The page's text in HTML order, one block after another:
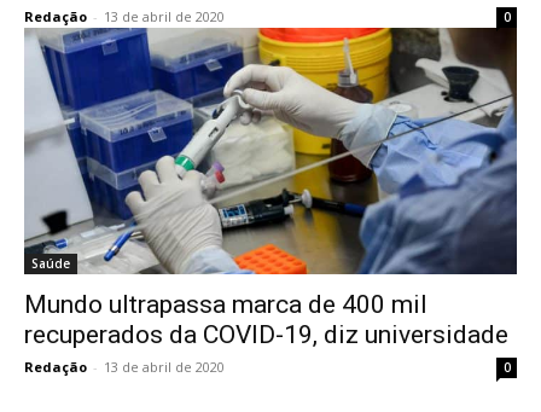
Redação - 13 de abril de 2020 0
Saúde
Mundo ultrapassa marca de 400 mil
recuperados da COVID-19, diz universidade
Redação - 13 de abril de 2020 0